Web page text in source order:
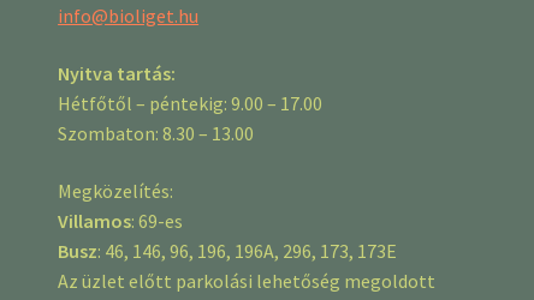
info@bioliget.hu
Nyitva tartás:
Hétfőtől – péntekig: 9.00 – 17.00
Szombaton: 8.30 – 13.00
Megközelítés:
Villamos: 69-es
Busz: 46, 146, 96, 196, 196A, 296, 173, 173E
Az üzlet előtt parkolási lehetőség megoldott